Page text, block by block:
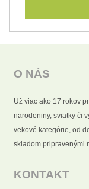
O NÁS
Už viac ako 17 rokov
narodeniny, sviatky či
vekové kategórie, od
skladom pripravenými
KONTAKT